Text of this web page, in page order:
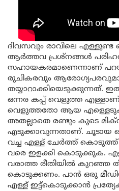
ദിവസവും രാവിലെ എള്ളുണ്ട
ആർത്തവ പ്രശ്നങ്ങൾ
സഹായകരമാണെന്നാണ്
രുചികരവും
തയ്യാറാക്കിയെടുക്കുന്നത്.
ഒന്നര കപ്പ് വെളുത്ത
വെളുത്തതോ ആയ
അതല്ലാതെ രണ്ടും കൂടെ
എടുക്കാവുന്നതാണ്. ചൂടായ
വച്ച എള്ള് ചേർത്ത് കൊടുത്ത്
വരെ ഇളക്കി കൊടുക്കുക.
വരാത്ത രീതിയിൽ കുറഞ്ഞ
കൊടുക്കണം. പാൻ ഒരു
എള്ള് ഇട്ട്കൊടുക്കാൻ